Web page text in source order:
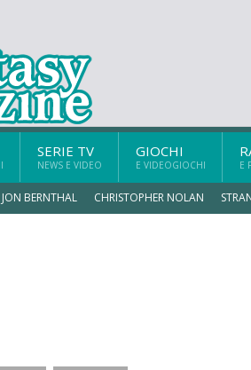
SERIE TV
NEWS E VIDEO
GIOCHI
E VIDEOGIOCHI E
JON BERNTHAL CHRISTOPHER NOLAN